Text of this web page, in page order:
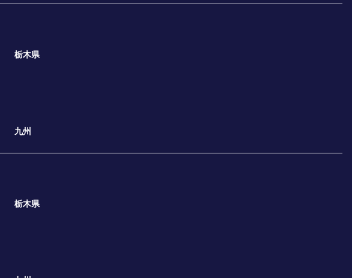
栃木県
九州
栃木県